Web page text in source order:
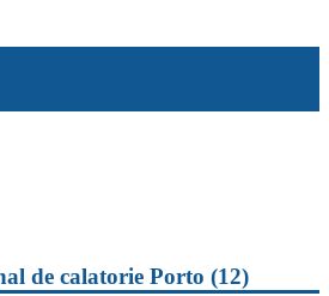
de calatorie Porto (12)